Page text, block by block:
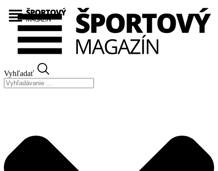
Preskočiť
na
obsah
Vyhľadať